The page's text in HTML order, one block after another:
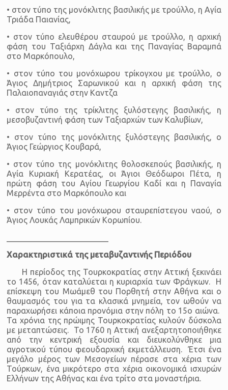
• στον τύπο της μονόκλιτης βασιλικής με τρούλλο, η Αγία
Τριάδα Παιανίας,
• στον τύπο ελευθέρου σταυρού με τρούλλο, η αρχική
φάση του Ταξιάρχη Δάγλα και της Παναγίας Βαραμπά
στο Μαρκόπουλο,
• στον τύπο του μονόχωρου τρίκογχου με τρούλλο, ο
Άγιος Δημήτριος Σαρωνικού και η αρχική φάση της
Παλαιοπαναγιάς στην Καντζα
• στον τύπο της τρίκλιτης ξυλόστεγης βασιλικής, η
μεσοβυζαντινή φάση των Ταξιαρχών των Καλυβίων,
• στον τύπο της μονόκλιτης ξυλόστεγης βασιλικής, ο
Άγιος Γεώργιος Κουβαρά,
• στον τύπο της μονόκλιτης θολοσκεπούς βασιλικής, η
Αγία Κυριακή Κερατέας, οι Άγιοι Θεόδωροι Πέτα, η
πρώτη φάση του Αγίου Γεωργίου Καδί και η Παναγία
Μερρέντα στο Μαρκόπουλο και
• στον τύπο του μονόχωρου σταυρεπίστεγου ναού, ο
Άγιος Λουκάς Λαμπρικών Κορωπίου.
Χαρακτηριστικά της μεταβυζαντινής Περιόδου
Η περίοδος της Τουρκοκρατίας στην Αττική ξεκινάει
το 1456, όταν καταλύεται η κυριαρχία των Φράγκων. Η
επίσκεψη του Μωάμεθ του Πορθητή στην Αθήνα και ο
θαυμασμός του για τα κλασικά μνημεία, τον ωθούν να
παραχωρήσει κάποια προνόμια στην πόλη το 15ο αιώνα.
Τα χρόνια της πρώιμης Τουρκοκρατίας κυλούν δύσκολα
με μεταπτώσεις. Το 1760 η Αττική ανεξαρτητοποιήθηκε
από την κεντρική εξουσία και διευκολύνθηκε μια
αγροτικού τύπου φεουδαρχική εκμετάλλευση. Έτσι ένα
μεγάλο μέρος των Μεσογείων πέρασε στα χέρια των
Τούρκων, ένα μικρότερο στα χέρια οικονομικά ισχυρών
Ελλήνων της Αθήνας και ένα τρίτο στα μοναστήρια.